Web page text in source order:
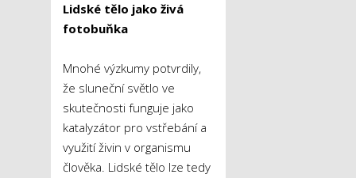
Lidské tělo jako živá
fotobuňka
Mnohé výzkumy potvrdily,
že sluneční světlo ve
skutečnosti funguje jako
katalyzátor pro vstřebání a
využití živin v organismu
člověka. Lidské tělo lze tedy